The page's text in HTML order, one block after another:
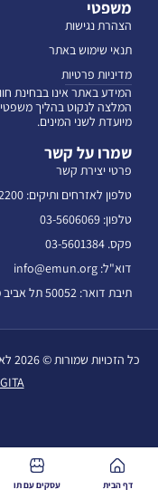
משפטי
הצהרת נגישות
תנאי שימוש באתר
מדיניות פרטיות
המידע באתר אינו בבחינת
המלצה לנקוט בהליך
מיועדת לשני המינים.
שמרו על קשר
פרטי יצירת קשר
טלפון לאזרחים ותיקים: 074-7002200
טלפון: 03-5606069
פקס. 03-5601384
דוא"ל: info@emun.org
תיבת דואר: 50052 תל אביב מיקוד 68125
כל הזכויות שמורות © 2026 לאמון הציבור - חברה לתועלת הציבור (מלכ"ר)
דף הבית עסקים עם תו